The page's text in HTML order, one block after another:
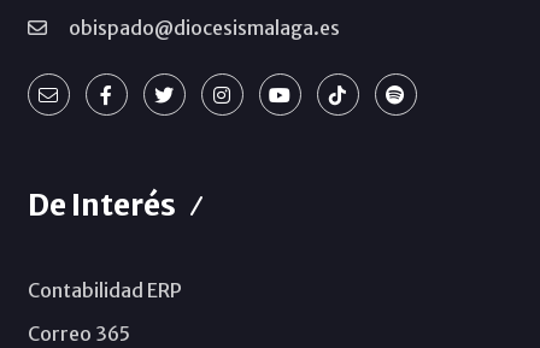
obispado@diocesismalaga.es
De Interés
Contabilidad ERP
Correo 365